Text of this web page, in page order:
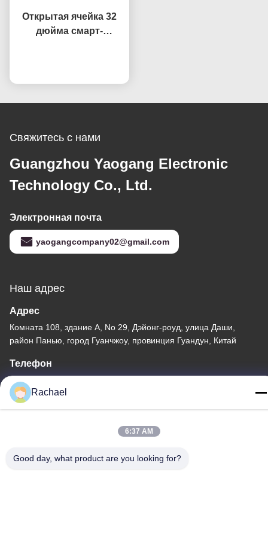
Открытая ячейка 32
дюйма смарт-
Свяжитесь с нами
Guangzhou Yaogang Electronic
Technology Co., Ltd.
Электронная почта
yaogangcompany02@gmail.com
Наш адрес
Адрес
Комната 108, здание А, No 29, Дэйонг-роуд, улица Даши,
район Панью, город Гуанчжоу, провинция Гуандун, Китай
Телефон
0086-15112103717
Политика конфиденциальности|Карта сайта
Rachael
6:37 AM
Good day, what product are you looking for?